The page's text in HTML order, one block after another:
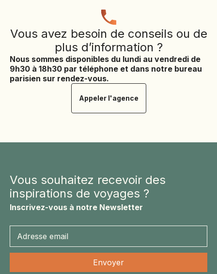
Vous avez besoin de conseils ou de
plus d’information ?
Nous sommes disponibles du lundi au vendredi de
9h30 à 18h30 par téléphone et dans notre bureau
parisien sur rendez-vous.
Appeler l'agence
Vous souhaitez recevoir des
inspirations de voyages ?
Inscrivez-vous à notre Newsletter